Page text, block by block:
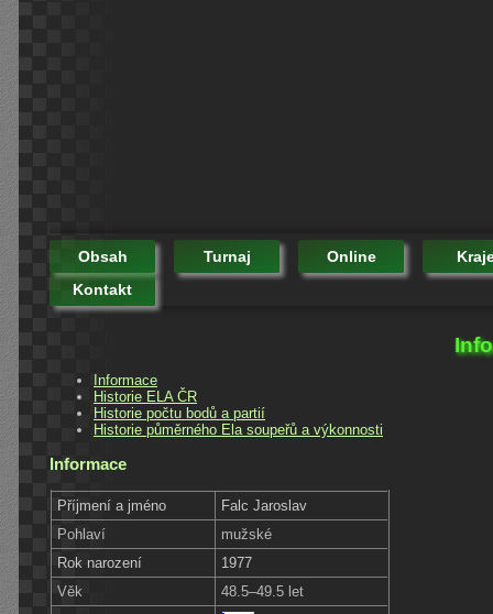
Obsah Turnaj Online
Kontakt
Informace
Historie ELA ČR
Historie počtu bodů a partií
Historie půměrného Ela soupeřů a výkonnosti
Informace
Příjmení a jméno
Falc Jaroslav
Pohlaví
mužské
Rok narození
1977
Věk
48.5–49.5 let